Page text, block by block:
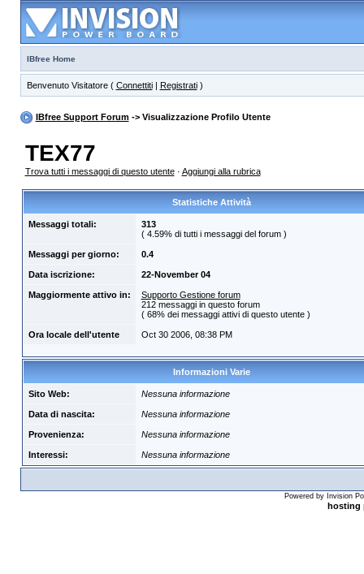
IBfree Home
Benvenuto Visitatore ( Connettiti| Registrati)
IBfree Support Forum-> Visualizzazione Profilo Utente
TEX77
Trova tutti i messaggi di questo utente· Aggiungi alla rubrica
Statistiche Attività
Messaggi totali:
313
( 4.59% di tutti i messaggi del forum )
Messaggi per giorno: 0.4
Data iscrizione: 22-November 04
Maggiormente attivo in:
Supporto Gestione forum
212 messaggi in questo forum
( 68% dei messaggi attivi di questo utente )
Ora locale dell'utente Oct 30 2006, 08:38 PM
Informazioni Varie
Sito Web: Nessuna informazione
Data di nascita: Nessuna informazione
Provenienza: Nessuna informazione
Interessi: Nessuna informazione
Powered by Invision
hosting